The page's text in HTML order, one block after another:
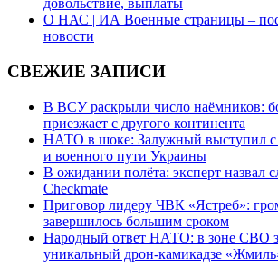
довольствие, выплаты
О НАС | ИА Военные страницы –
новости
СВЕЖИЕ ЗАПИСИ
В ВСУ раскрыли число наёмников:
приезжает с другого континента
НАТО в шоке: Залужный выступил с
и военного пути Украины
В ожидании полёта: эксперт назвал
Checkmate
Приговор лидеру ЧВК «Ястреб»:
завершилось большим сроком
Народный ответ НАТО: в зоне СВО
уникальный дрон-камикадзе